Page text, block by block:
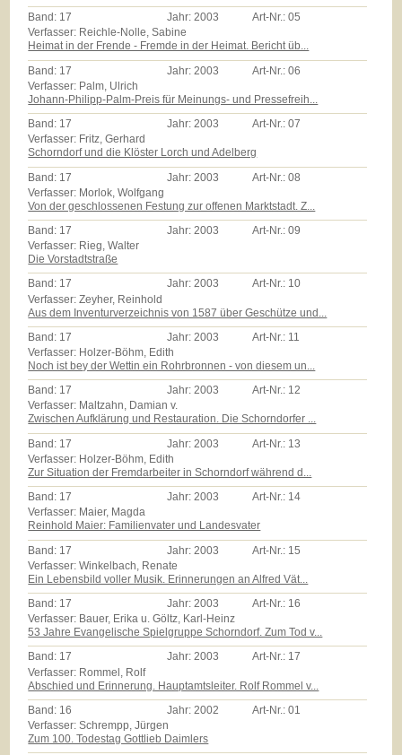
Band: 17 Jahr:2003 Art-Nr.:05
Verfasser: Reichle-Nolle, Sabine
Heimat in der Frende - Fremde in der Heimat. Bericht üb...
Band: 17 Jahr: 2003 Art-Nr.:06
Verfasser: Palm, Ulrich
Johann-Philipp-Palm-Preis für Meinungs- und Pressefreih...
Band: 17 Jahr:2003 Art-Nr.:07
Verfasser: Fritz, Gerhard
Schorndorf und die Klöster Lorch und Adelberg
Band: 17 Jahr: 2003 Art-Nr.:08
Verfasser: Morlok, Wolfgang
Von der geschlossenen Festung zur offenen Marktstadt. Z...
Band: 17 Jahr:2003 Art-Nr.:09
Verfasser: Rieg, Walter
Die Vorstadtstraße
Band: 17 Jahr:2003 Art-Nr.: 10
Verfasser: Zeyher, Reinhold
Aus dem Inventurverzeichnis von 1587 über Geschütze und...
Band: 17 Jahr:2003 Art-Nr.: 11
Verfasser: Holzer-Böhm, Edith
Noch ist bey der Wettin ein Rohrbronnen - von diesem un...
Band: 17 Jahr:2003 Art-Nr.: 12
Verfasser: Maltzahn, Damian v.
Zwischen Aufklärung und Restauration. Die Schorndorfer ...
Band: 17 Jahr: 2003 Art-Nr.: 13
Verfasser: Holzer-Böhm, Edith
Zur Situation der Fremdarbeiter in Schorndorf während d...
Band: 17 Jahr:2003 Art-Nr.: 14
Verfasser: Maier, Magda
Reinhold Maier: Familienvater und Landesvater
Band: 17 Jahr: 2003 Art-Nr.: 15
Verfasser: Winkelbach, Renate
Ein Lebensbild voller Musik. Erinnerungen an Alfred Vät...
Band: 17 Jahr:2003 Art-Nr.: 16
Verfasser: Bauer, Erika u. Göltz, Karl-Heinz
53 Jahre Evangelische Spielgruppe Schorndorf. Zum Tod v...
Band: 17 Jahr:2003 Art-Nr.: 17
Verfasser: Rommel, Rolf
Abschied und Erinnerung. Hauptamtsleiter. Rolf Rommel v...
Band: 16 Jahr:2002 Art-Nr.:01
Verfasser: Schrempp, Jürgen
Zum 100. Todestag Gottlieb Daimlers